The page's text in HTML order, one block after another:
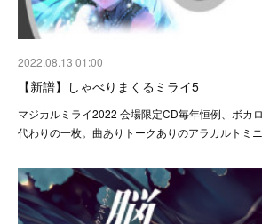
2022.08.13 01:00
【新譜】しゃべりまくるミライ5
マジカルミライ2022 会場限定CD毎年恒例、ボカ
代わりの一枚。曲ありトークありのアラカルトミ